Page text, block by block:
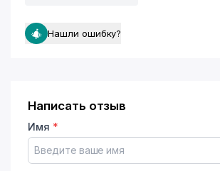
Нашли ошибку?
Написать отзыв
Имя *